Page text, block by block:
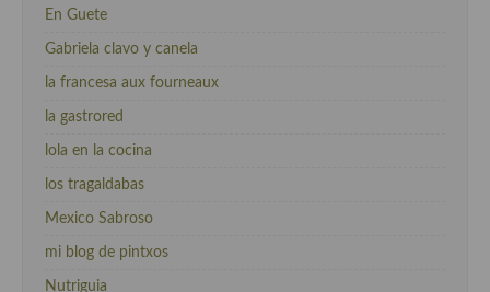
En Guete
Gabriela clavo y canela
la francesa aux fourneaux
la gastrored
lola en la cocina
los tragaldabas
Mexico Sabroso
mi blog de pintxos
Nutriguia